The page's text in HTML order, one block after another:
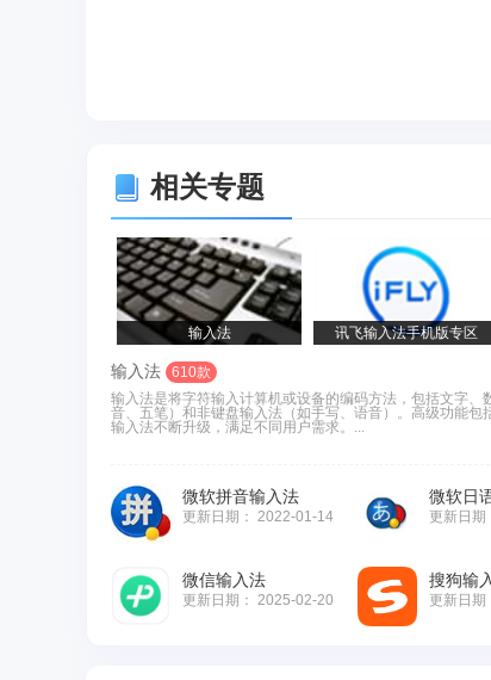
相关专题
输入法 讯飞输入法手机版专区
输入法
610款
输入法是将字符输入计算机或设备的编码方法，包括文字
音、五笔）和非键盘输入法（如手写、语音）。高级功能包
输入法不断升级，满足不同用户需求。...
微软拼音输入法
更新日期： 2022-01-14
微软日
更新日期
微信输入法
更新日期： 2025-02-20
搜狗输
更新日期